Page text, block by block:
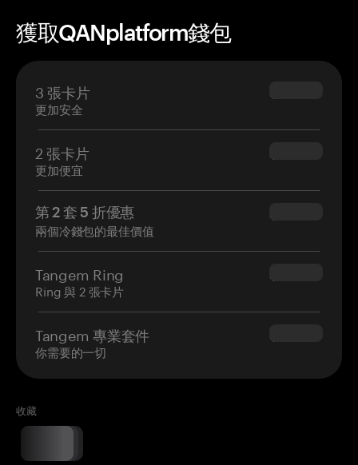
獲取QANplatform錢包
3 張卡片
更加安全
$69.90
2 張卡片
更加便宜
$54.90
第 2 套 5 折優惠
兩個冷錢包的最佳價值
$34.95
Tangem Ring
Ring 與 2 張卡片
$160.00
Tangem 專業套件
你需要的一切
$180.00
收藏